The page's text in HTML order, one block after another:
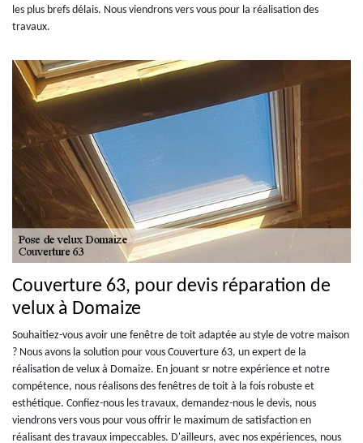
les plus brefs délais. Nous viendrons vers vous pour la réalisation des
travaux.
Couverture 63, pour devis réparation de
velux à Domaize
Souhaitiez-vous avoir une fenêtre de toit adaptée au style de votre maison
? Nous avons la solution pour vous Couverture 63, un expert de la
réalisation de velux à Domaize. En jouant sr notre expérience et notre
compétence, nous réalisons des fenêtres de toit à la fois robuste et
esthétique. Confiez-nous les travaux, demandez-nous le devis, nous
viendrons vers vous pour vous offrir le maximum de satisfaction en
réalisant des travaux impeccables. D'ailleurs, avec nos expériences, nous